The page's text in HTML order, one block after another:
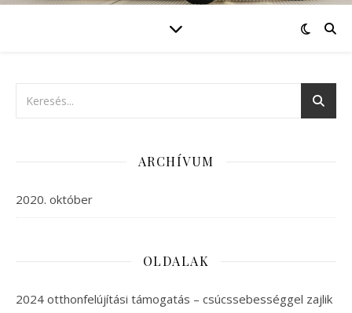
ARCHÍVUM
2020. október
OLDALAK
2024 otthonfelújítási támogatás – csúcssebességgel zajlik